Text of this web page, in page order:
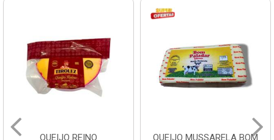
QUEIJO REINO
QUEIJO MUSSARELA BOM